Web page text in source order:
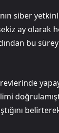
siber
ay olarak
bu